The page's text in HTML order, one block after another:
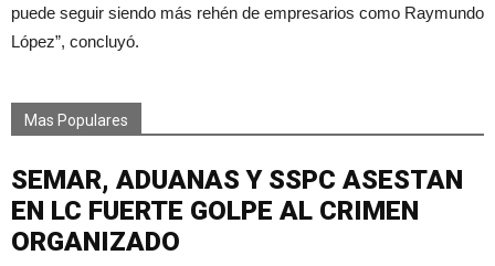
puede seguir siendo más rehén de empresarios como Raymundo
López”, concluyó.
Mas Populares
SEMAR, ADUANAS Y SSPC ASESTAN
EN LC FUERTE GOLPE AL CRIMEN
ORGANIZADO